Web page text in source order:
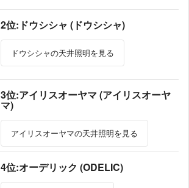
2位:ドウシシャ (ドウシシャ)
ドウシシャの天井照明を見る
3位:アイリスオーヤマ (アイリスオーヤ
マ)
アイリスオーヤマの天井照明を見る
4位:オーデリック (ODELIC)